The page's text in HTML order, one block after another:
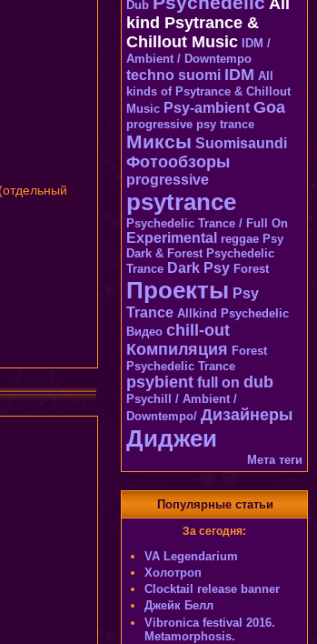
Dub
All
kind Psytrance &
Chillout Music
IDM /
Ambient / Downtempo
techno suomi IDM All
kinds of Psytrance & Chillout
Music Psy-ambient Goa
progressive psy trance
Миксы Suomisaundi
Фотообзоры
progressive
psytrance
Psychedelic Trance / Full On
Experimental reggae Psy
Dark & Forest Psychedelic
Trance Dark Psy Forest
Проекты Psy
Trance Allkind Psychedelic
Видео chill-out
Компиляция Forest
Psychedelic Trance
psybient full on dub
Psychill / Ambient /
Downtempo/ Дизайнеры
Диджеи
Мета теги
Популярные статьи
За сегодня:
VA Legendarium
Холотроп
Clocktail release banner
Джейк Белл
Vibronica festival 2016.
Metamorphosis.